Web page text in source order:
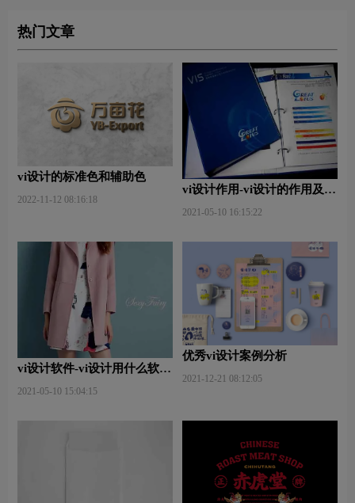
热门文章
vi设计的标准色和辅助色
2022-11-12 08:16:18
vi设计作用-vi设计的作用及意
2021-05-10 16:15:22
vi设计软件-vi设计用什么软件
2021-05-10 15:04:15
优秀vi设计案例分析
2021-12-21 08:12:05